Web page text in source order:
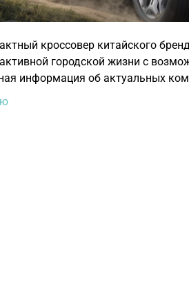
кроссовер китайского
городской жизни с
информация об актуальных